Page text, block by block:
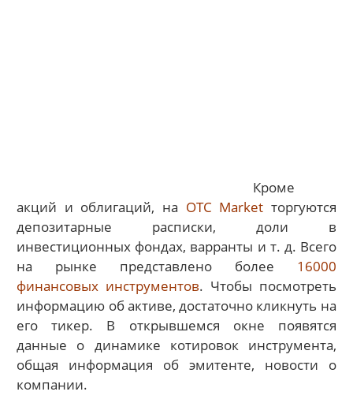
Кроме
акций и облигаций, на OTC Market торгуются
депозитарные расписки, доли в
инвестиционных фондах, варранты и т. д. Всего
на рынке представлено более 16000
финансовых инструментов. Чтобы посмотреть
информацию об активе, достаточно кликнуть на
его тикер. В открывшемся окне появятся
данные о динамике котировок инструмента,
общая информация об эмитенте, новости о
компании.